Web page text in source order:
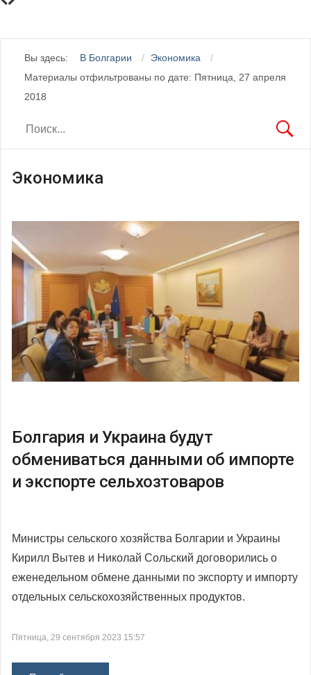
Вы здесь: В Болгарии
Экономика
Материалы отфильтрованы по дате: Пятница, 27 апреля
2018
Экономика
Болгария и Украина будут
обмениваться данными об импорте
и экспорте сельхозтоваров
Министры сельского хозяйства Болгарии и Украины
Кирилл Вытев и Николай Сольский договорились о
еженедельном обмене данными по экспорту и импорту
отдельных сельскохозяйственных продуктов.
Пятница, 29 сентября 2023 15:57